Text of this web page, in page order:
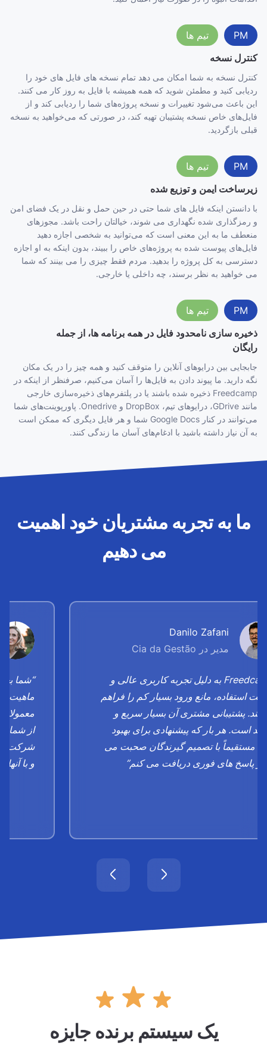
PM
تیم ها
کنترل نسخه
کنترل نسخه به شما امکان می دهد تمام نسخه های فایل های خود را
ردیابی کنید و مطمئن شوید که همه همیشه با فایل به روز کار می کنند.
این باعث می‌شود تغییرات و نسخه پروژه‌های شما را ردیابی کند و از
فایل‌های خاص نسخه پشتیبان تهیه کند، در صورتی که می‌خواهید به نسخه
قبلی بازگردید.
PM
تیم ها
زیرساخت ایمن و توزیع شده
با دانستن اینکه فایل های شما حتی در حین حمل و نقل در یک فضای امن
و رمزگذاری شده نگهداری می شوند، خیالتان راحت باشد. مجوزهای
منعطف ما به این معنی است که می‌توانید به شخصی اجازه دهید
فایل‌های پیوست شده به پروژه‌های خاص را ببیند، بدون اینکه به او اجازه
دسترسی به کل پروژه را بدهید. مردم فقط چیزی را می بینند که شما
می خواهید به نظر برسند، چه داخلی یا خارجی.
PM
تیم ها
ذخیره سازی نامحدود فایل در همه برنامه ها، از جمله
رایگان
جابجایی بین درایوهای آنلاین را متوقف کنید و همه چیز را در یک مکان
نگه دارید. ما پیوند دادن به فایل‌ها را آسان می‌کنیم، صرفنظر از اینکه در
Freedcamp ذخیره شده باشند یا در پلتفرم‌های ذخیره‌سازی خارجی
مانند GDrive، درایوهای تیم، DropBox و Onedrive. پاورپوینت‌های شما
می‌توانند در کنار Google Docs شما و هر فایل دیگری که ممکن است
به آن نیاز داشته باشید با ادغام‌های آسان ما زندگی کنند.
ما به تجربه مشتریان خود اهمیت
می دهیم
Danilo Zafani
مدیر در Cia da Gestão
“Freedcamp به دلیل تجربه کاربری عالی و
استفاده، مانع ورود بسیار کم را فراهم
پشتیبانی مشتری آن بسیار سریع و
است. هر بار که پیشنهادی برای بهبود
مستقیماً با تصمیم گیرندگان صحبت می
و پاسخ های فوری دریافت می کنم”
“شما
ماهیت
معمولا
از شما
شرکت ها
و با آنها
یک سیستم برنده جایزه